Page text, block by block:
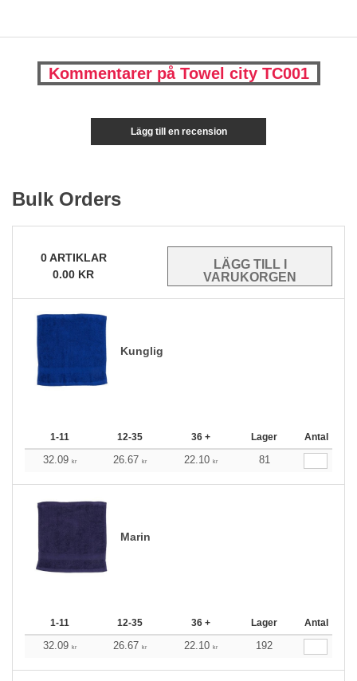
Kommentarer på Towel city TC001
Lägg till en recension
Bulk Orders
0ARTIKLAR
0.00 KR
Kunglig
1-11 12-35 36 + Lager Antal
32.09 kr 26.67 kr 22.10 kr 81
Marin
1-11 12-35 36 + Lager Antal
32.09 kr 26.67 kr 22.10 kr 192